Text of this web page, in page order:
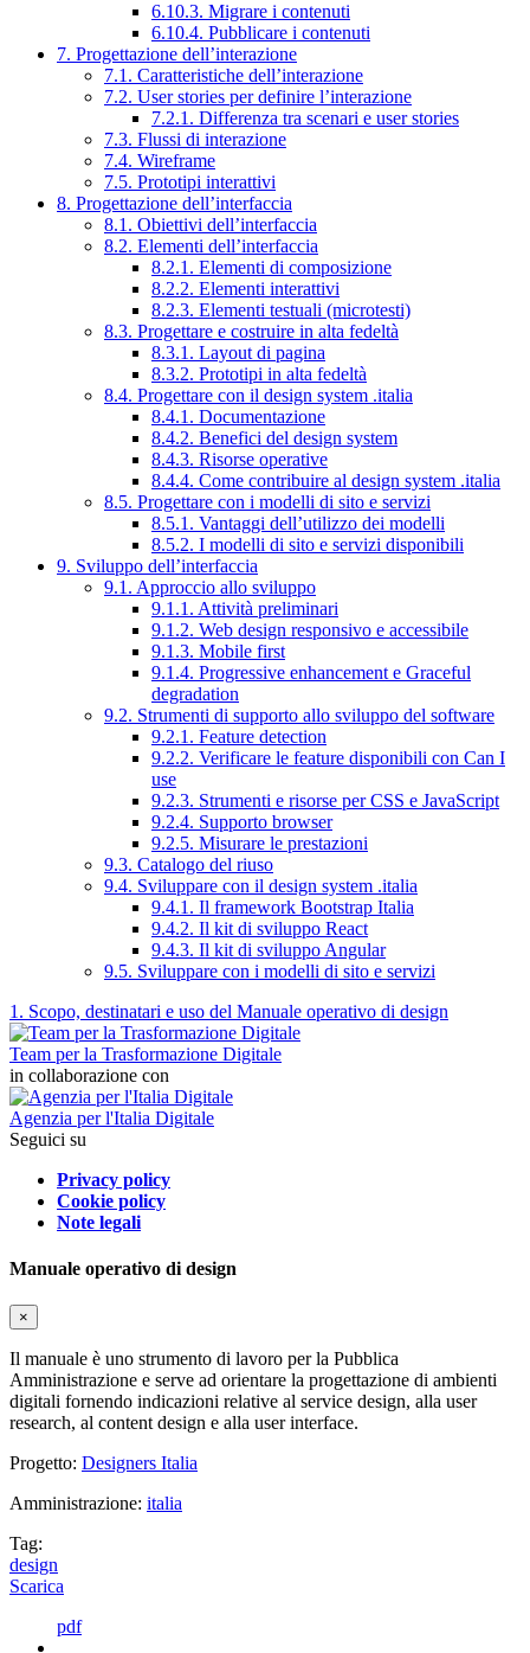
6.10.3. Migrare i contenuti
6.10.4. Pubblicare i contenuti
7. Progettazione dell’interazione
7.1. Caratteristiche dell’interazione
7.2. User stories per definire l’interazione
7.2.1. Differenza tra scenari e user stories
7.3. Flussi di interazione
7.4. Wireframe
7.5. Prototipi interattivi
8. Progettazione dell’interfaccia
8.1. Obiettivi dell’interfaccia
8.2. Elementi dell’interfaccia
8.2.1. Elementi di composizione
8.2.2. Elementi interattivi
8.2.3. Elementi testuali (microtesti)
8.3. Progettare e costruire in alta fedeltà
8.3.1. Layout di pagina
8.3.2. Prototipi in alta fedeltà
8.4. Progettare con il design system .italia
8.4.1. Documentazione
8.4.2. Benefici del design system
8.4.3. Risorse operative
8.4.4. Come contribuire al design system .italia
8.5. Progettare con i modelli di sito e servizi
8.5.1. Vantaggi dell’utilizzo dei modelli
8.5.2. I modelli di sito e servizi disponibili
9. Sviluppo dell’interfaccia
9.1. Approccio allo sviluppo
9.1.1. Attività preliminari
9.1.2. Web design responsivo e accessibile
9.1.3. Mobile first
9.1.4. Progressive enhancement e Graceful
degradation
9.2. Strumenti di supporto allo sviluppo del software
9.2.1. Feature detection
9.2.2. Verificare le feature disponibili con Can I
use
9.2.3. Strumenti e risorse per CSS e JavaScript
9.2.4. Supporto browser
9.2.5. Misurare le prestazioni
9.3. Catalogo del riuso
9.4. Sviluppare con il design system .italia
9.4.1. Il framework Bootstrap Italia
9.4.2. Il kit di sviluppo React
9.4.3. Il kit di sviluppo Angular
9.5. Sviluppare con i modelli di sito e servizi
1. Scopo, destinatari e uso del Manuale operativo di design
Team per la Trasformazione Digitale
in collaborazione con
Agenzia per l'Italia Digitale
Seguici su
Privacy policy
Cookie policy
Note legali
Manuale operativo di design
×
Il manuale è uno strumento di lavoro per la Pubblica
Amministrazione e serve ad orientare la progettazione di ambienti
digitali fornendo indicazioni relative al service design, alla user
research, al content design e alla user interface.
Progetto: Designers Italia
Amministrazione: italia
Tag:
design
Scarica
pdf